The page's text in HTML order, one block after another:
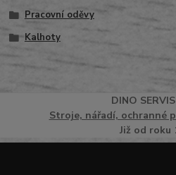
Pracovní oděvy
Kalhoty
DINO SERVIS
Stroje, nářadí, ochranné
Již od roku